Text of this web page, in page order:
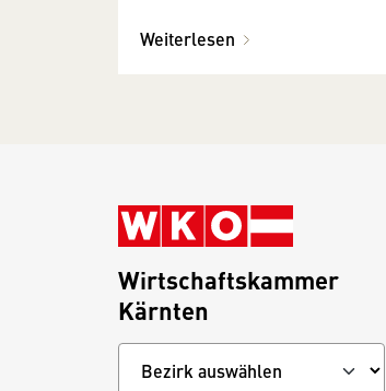
Weiterlesen
Wirtschaftskammer
Kärnten